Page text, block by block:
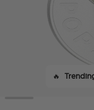
🔥